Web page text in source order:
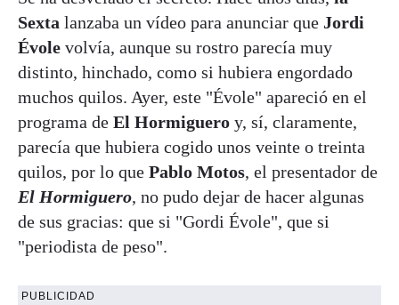
Sexta lanzaba un vídeo para anunciar que Jordi
Évole volvía, aunque su rostro parecía muy
distinto, hinchado, como si hubiera engordado
muchos quilos. Ayer, este "Évole" apareció en el
programa de El Hormiguero y, sí, claramente,
parecía que hubiera cogido unos veinte o treinta
quilos, por lo que Pablo Motos, el presentador de
El Hormiguero, no pudo dejar de hacer algunas
de sus gracias: que si "Gordi Évole", que si
"periodista de peso".
PUBLICIDAD